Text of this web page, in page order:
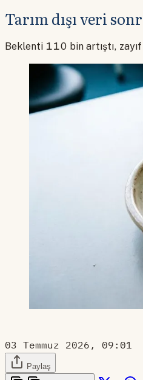
Tarım dışı veri
Beklenti 110 bin artıştı,
03 Temmuz 2026, 09:01
Paylaş